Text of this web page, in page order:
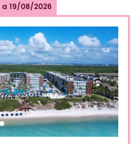
a 19/08/2026